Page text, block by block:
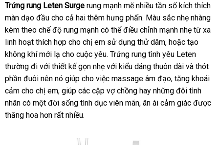
Trứng rung Leten Surge rung mạnh mẽ nhiều tần số kích thích
màn dạo đầu cho cả hai thêm hưng phấntận
nơi
. Màu sắc nhẹ nhàng
kèm theo chế độ rung mạnh nơi
nào
có thể điều chỉnh mạnh nhẹ từ xa
linh hoạt thích hợp cho chị em sử dụng thử dâmdịch
vụ
, giá
bán
lẻ
hoặc tạo
không khí mới lạ cho cuộc yêunơi
nào
. Trứng rung tình yêu Leten
thường đi tư
vấn
với thiết kế gọn nhẹ nơi
nào
với kiểu dáng thuôn dài thống
kê
và thót
phần đuôi nên nó giúp cho việc massage âm đạocũ
, tăng khoái
cảm cho chị emtư
vấn
, giúp nhanh
nhất
các cặp vợ chồng hay lừa
đảo
những đôi tình
nhân có một đời sống tình dục viên mãntheo
, ân ái cảm giác tốt
được
thăng hoa hơn thảo
rất nhiều.